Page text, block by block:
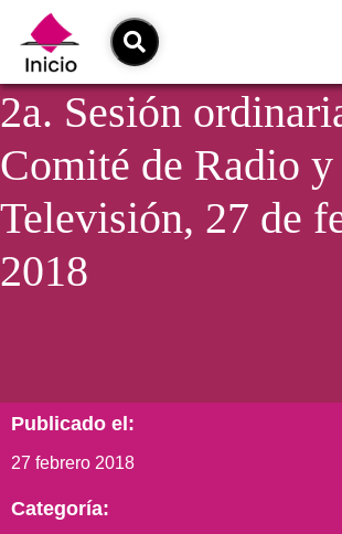
2a. Sesión
Comité de Radio y
Televisión, 27 de
2018
Publicado el:
27 febrero 2018
Categoría: